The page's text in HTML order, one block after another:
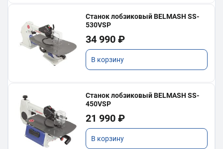
Станок лобзиковый BELMASH SS-
530VSP
34 990 ₽
В корзину
Станок лобзиковый BELMASH SS-
450VSP
21 990 ₽
В корзину